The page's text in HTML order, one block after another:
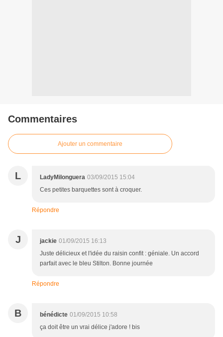
Commentaires
Ajouter un commentaire
L LadyMilonguera 03/09/2015 15:04
Ces petites barquettes sont à croquer.
Répondre
J jackie 01/09/2015 16:13
Juste délicieux et l'idée du raisin confit : géniale. Un accord
parfait avec le bleu Stilton. Bonne journée
Répondre
B bénédicte 01/09/2015 10:58
ça doit être un vrai délice j'adore ! bis